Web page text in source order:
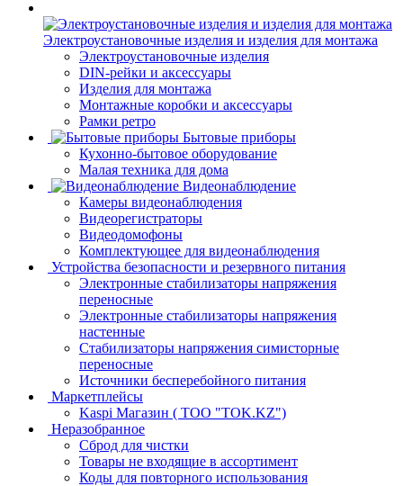
Электроустановочные изделия и изделия для монтажа
Электроустановочные изделия
DIN-рейки и аксессуары
Изделия для монтажа
Монтажные коробки и аксессуары
Рамки ретро
Бытовые приборы
Кухонно-бытовое оборудование
Малая техника для дома
Видеонаблюдение
Камеры видеонаблюдения
Видеорегистраторы
Видеодомофоны
Комплектующее для видеонаблюдения
Устройства безопасности и резервного питания
Электронные стабилизаторы напряжения
переносные
Электронные стабилизаторы напряжения
настенные
Стабилизаторы напряжения симисторные
переносные
Источники бесперебойного питания
Маркетплейсы
Kaspi Магазин ( ТОО "TOK.KZ")
Неразобранное
Сброд для чистки
Товары не входящие в ассортимент
Коды для повторного использования